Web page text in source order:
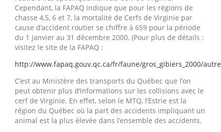
Cependant, la FAPAQ indique que pour les régions de
chasse 4,5, 6 et 7, la mortalité de Cerfs de Virginie par
cause d’accident routier se chiffre à 659 pour la période
du 1 janvier au 31 décembre 2000. (Pour plus de détails :
visitez le site de la FAPAQ :
http://www.fapaq.gouv.qc.ca/fr/faune/gros_gibiers_2000/
C’est au Ministère des transports du Québec que l’on
peut obtenir plus d’informations sur les collisions avec le
cerf de Virginie. En effet, selon le MTQ, l’Estrie est la
région du Québec où la part des accidents impliquant un
animal est la plus élevée dans l’ensemble des accidents.